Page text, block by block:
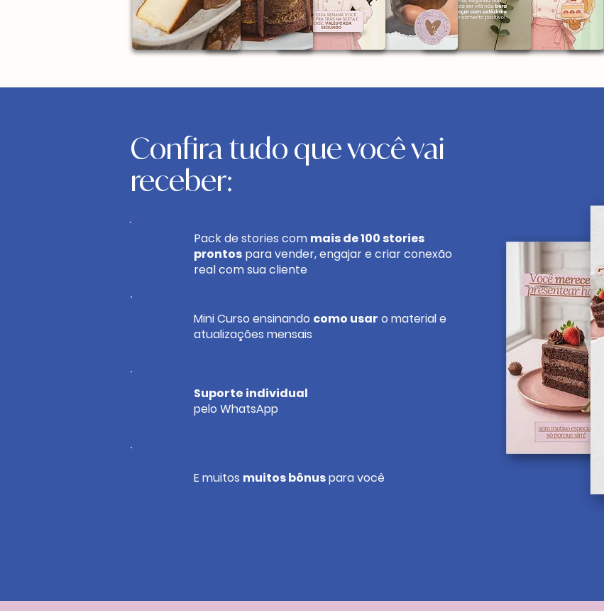
Confiratudo que você vai
receber:
Pack de stories com mais de 100 stories
prontos para vender, engajar e criar conexão
real com sua cliente
Mini Curso ensinando como usar o material e
atualizações mensais
Suporte individual
pelo WhatsApp
E muitos muitos bônuspara você